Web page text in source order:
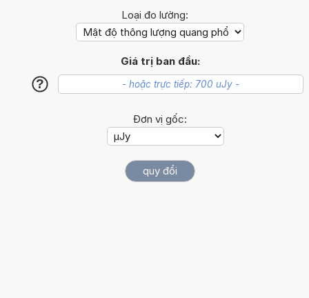
Loại đo lường:
Giá trị ban đầu:
?
Đơn vị gốc: